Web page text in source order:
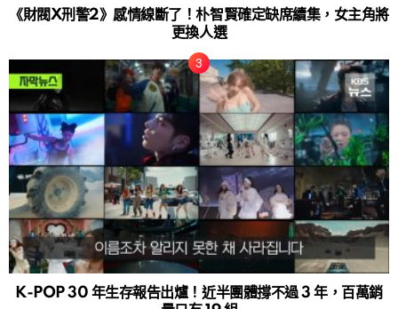
《財閥X刑警2》感情線斷了！朴智賢確定缺席續集，女主角將
更換人選
K-POP 30 年生存報告出爐！近半團體撐不過 3 年，百萬銷